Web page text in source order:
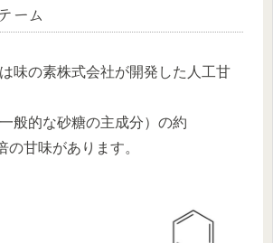
ーム
味の素株式会社が開発した人工甘
般的な砂糖の主成分）の約
の甘味があります。